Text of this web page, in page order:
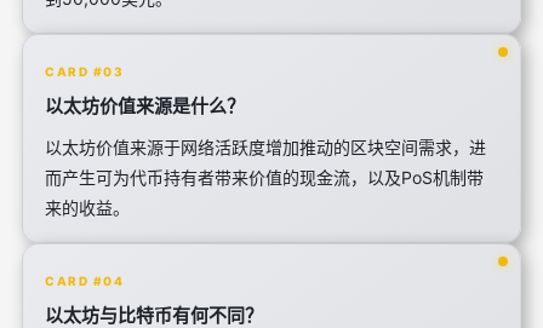
CARD #03
以太坊价值来源是什么？
以太坊价值来源于网络活跃度增加推动的区块空间需求，进
而产生可为代币持有者带来价值的现金流，以及PoS机制带
来的收益。
CARD #04
以太坊与比特币有何不同？